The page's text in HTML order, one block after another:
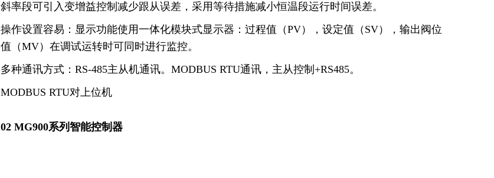
斜率段可引入变增益控制减少跟从误差，采用等待措施减小恒温段运行时间误差。
操作设置容易：显示功能使用一体化模块式显示器：过程值（PV），设定值（SV），输出阀位
值（MV）在调试运转时可同时进行监控。
多种通讯方式：RS-485主从机通讯。MODBUS RTU通讯，主从控制+RS485。
MODBUS RTU对上位机
02 MG900系列智能控制器